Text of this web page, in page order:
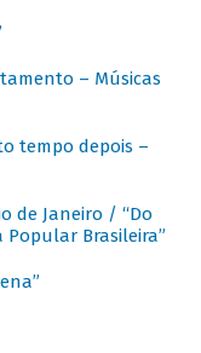
– Músicas
tempo depois –
de Janeiro / “Do
Popular Brasileira”